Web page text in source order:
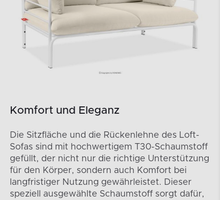
Komfort und Eleganz
Die Sitzfläche und die Rückenlehne des Loft-
Sofas sind mit hochwertigem T30-Schaumstoff
gefüllt, der nicht nur die richtige Unterstützung
für den Körper, sondern auch Komfort bei
langfristiger Nutzung gewährleistet. Dieser
speziell ausgewählte Schaumstoff sorgt dafür,